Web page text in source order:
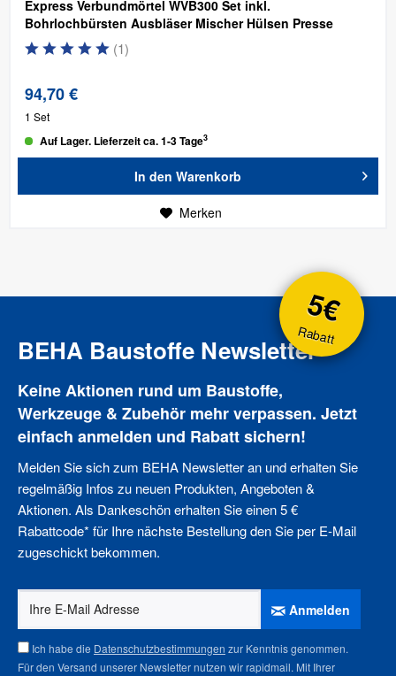
Express Verbundmörtel WVB300 Set inkl.
Bohrlochbürsten Ausbläser Mischer Hülsen Presse
(1)
94,70 €
1 Set
Auf Lager. Lieferzeit ca. 1-3 Tage3
In den Warenkorb
Merken
5€
Rabatt
BEHA Baustoffe Newsletter
Keine Aktionen rund um Baustoffe,
Werkzeuge & Zubehör mehr verpassen. Jetzt
einfach anmelden und Rabatt sichern!
Melden Sie sich zum BEHA Newsletter an und erhalten Sie
regelmäßig Infos zu neuen Produkten, Angeboten &
Aktionen. Als Dankeschön erhalten Sie einen 5 €
Rabattcode* für Ihre nächste Bestellung den Sie per E-Mail
zugeschickt bekommen.
Anmelden
Ich habe die Datenschutzbestimmungen zur Kenntnis genommen.
Für den Versand unserer Newsletter nutzen wir rapidmail. Mit Ihrer